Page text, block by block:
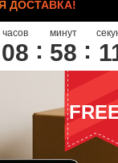
ДОСТАВКА!
часов
08
минут
58 1